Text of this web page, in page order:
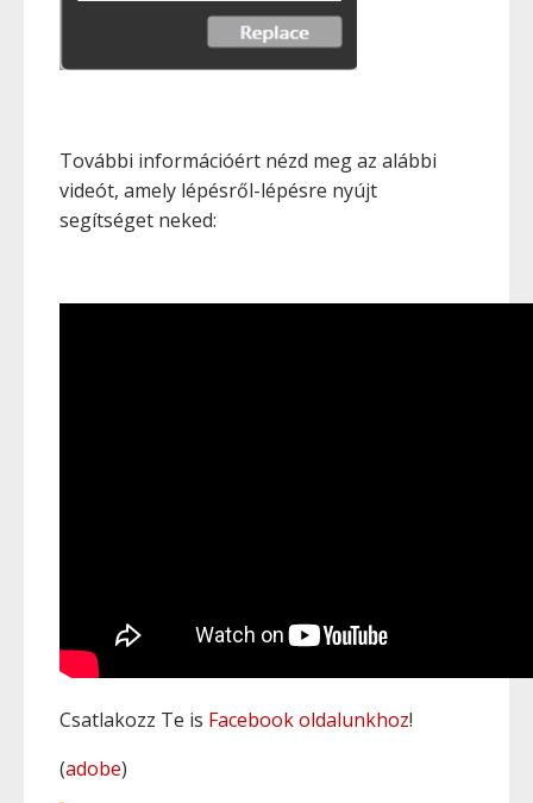
További információért nézd meg az alábbi
videót, amely lépésről-lépésre nyújt
segítséget neked:
Csatlakozz Te is Facebook oldalunkhoz!
(adobe)